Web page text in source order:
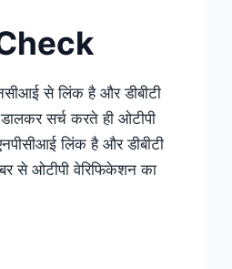
से लिंक है और डीबीटी
सर्च करते ही ओटीपी
लिंक है और डीबीटी
से ओटीपी वेरिफिकेशन का